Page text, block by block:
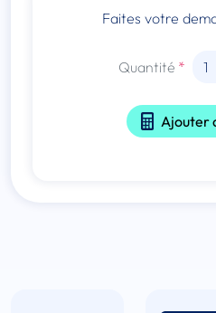
Faites votre
Quantité
Ajouter